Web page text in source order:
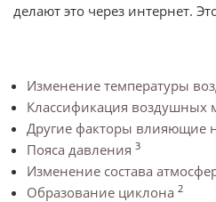
делают это через интернет.
Изменение температуры
Классификация воздушных
Другие факторы влияющие
Пояса давления 3
Изменение состава
Образование циклона 2